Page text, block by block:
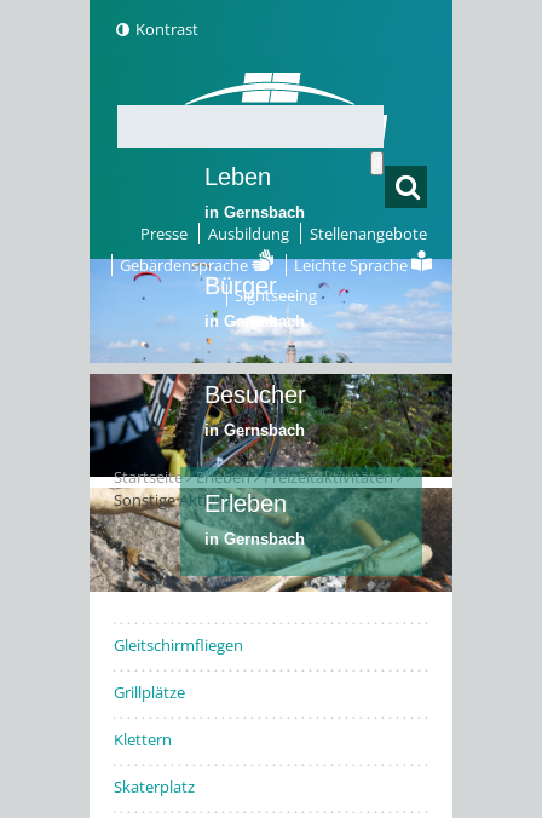
Kontrast
Presse Ausbildung
Stellenangebote
Gebärdensprache
Leichte Sprache
Sightseeing
Leben
in Gernsbach
Bürger
in Gernsbach
Besucher
in Gernsbach
Erleben
in Gernsbach
Startseite Erleben
Freizeitaktivitäten
Sonstige Aktivitäten
FREIZEITAKTIVITÄTEN
Gleitschirmfliegen
Grillplätze
Klettern
Skaterplatz